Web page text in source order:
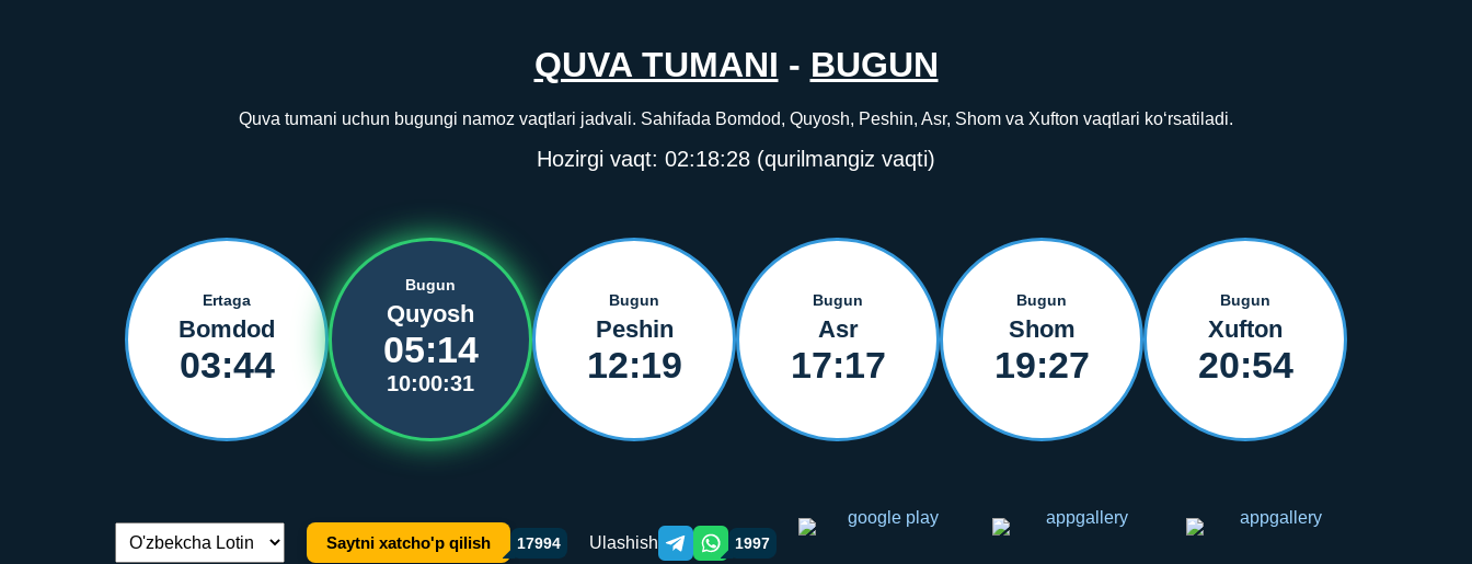
QUVA TUMANI - BUGUN
Quva tumani uchun bugungi namoz vaqtlari jadvali. Sahifada Bomdod, Quyosh, Peshin, Asr, Shom va Xufton vaqtlari ko‘rsatiladi.
Hozirgi vaqt: 02:18:28 (qurilmangiz vaqti)
Ertaga
Bomdod
03:44
Bugun
Quyosh
05:14
10:00:31
Bugun
Peshin
12:19
Bugun
Asr
17:17
Bugun
Shom
19:27
Bugun
Xufton
20:54
Tilni almashtirish: Saytni xatcho'p qilish 17994 Ulashish Telegram orqali ulashish
WhatsApp orqali ulashish
1997